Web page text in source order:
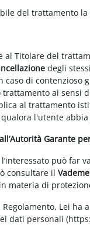
del trattamento la
al Titolare del
degli
di
ai sensi
al trattamento
l'utente
Garante
può
consultare il
materia di
Lei
dati personali